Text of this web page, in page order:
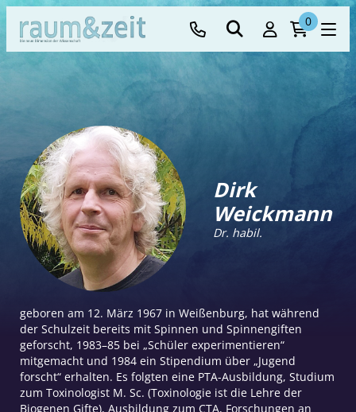
0
Dirk
Weickmann
Dr. habil.
geboren am 12. März 1967 in Weißenburg, hat während
der Schulzeit bereits mit Spinnen und Spinnengiften
geforscht, 1983–85 bei „Schüler experimentieren“
mitgemacht und 1984 ein Stipendium über „Jugend
forscht“ erhalten. Es folgten eine PTA-Ausbildung, Studium
zum Toxinologist M. Sc. (Toxinologie ist die Lehre der
Biogenen Gifte), Ausbildung zum CTA, Forschungen an